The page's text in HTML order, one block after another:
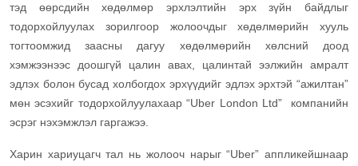
тэд өөрсдийн хөдөлмөр эрхлэлтийн эрх зүйн байдлыг
тодорхойлуулах зорилгоор жолоочдыг хөдөлмөрийн хууль
тогтоомжид заасны дагуу хөдөлмөрийн хөлсний доод
хэмжээнээс доошгүй цалин авах, цалинтай ээлжийн амралт
эдлэх болон бусад холбогдох эрхүүдийг эдлэх эрхтэй “ажилтан”
мөн эсэхийг тодорхойлуулахаар “Uber London Ltd” компанийн
эсрэг нэхэмжлэл гаргажээ.
Харин хариуцагч тал нь жолооч нарыг “Uber” аппликейшнаар